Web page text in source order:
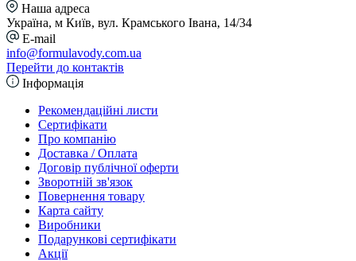
Наша адреса
Україна, м Київ, вул. Крамського Івана, 14/34
E-mail
info@formulavody.com.ua
Перейти до контактів
Інформація
Рекомендаційні листи
Сертифікати
Про компанію
Доставка / Оплата
Договір публічної оферти
Зворотній зв'язок
Повернення товару
Карта сайту
Виробники
Подарункові сертифікати
Акції